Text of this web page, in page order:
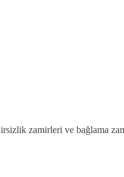
zamirleri ve bağlama